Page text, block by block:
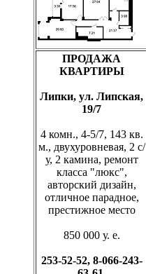
ПРОДАЖА
КВАРТИРЫ
Липки, ул. Липская,
19/7
4 комн., 4-5/7, 143 кв.
м., двухуровневая, 2 с/
у, 2 камина, ремонт
класса "люкс",
авторский дизайн,
отличное парадное,
престижное место
850 000 у. е.
253-52-52, 8-066-243-